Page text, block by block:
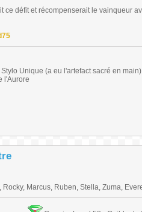
ce défit et récompenserait le vainqueur
Unique (a eu l'artefact sacré en
l'Aurore
Marcus, Ruben, Stella, Zuma,